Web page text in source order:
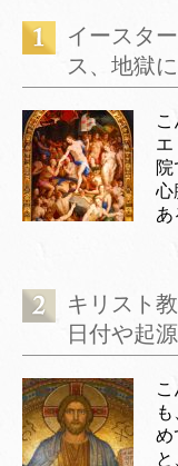
イースタ
ス、地獄
エ
心
あ
キリスト
日付や起
め